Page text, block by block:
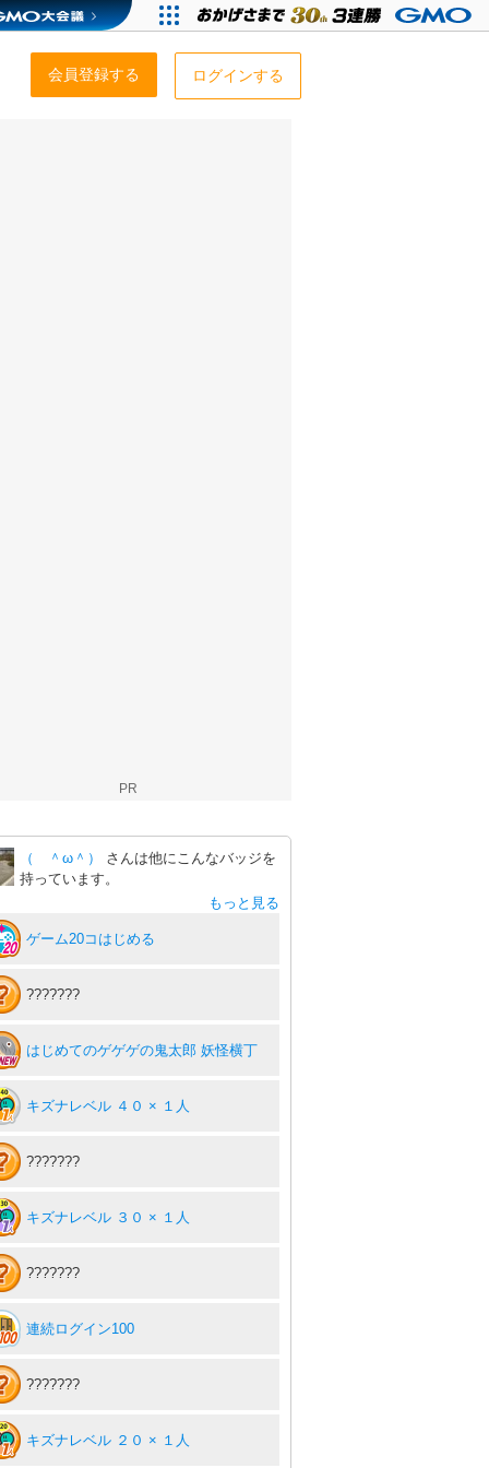
会員登録する ログインする
PR
（ ＾ω＾） さんは他にこんなバッジを
持っています。
もっと見る
ゲーム20コはじめる
???????
はじめてのゲゲゲの鬼太郎 妖怪横丁
キズナレベル ４０ × １人
???????
キズナレベル ３０ × １人
???????
連続ログイン100
???????
キズナレベル ２０ × １人